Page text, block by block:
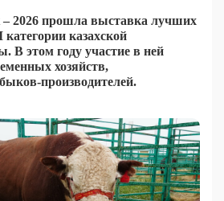
2026 прошла выставка лучших
казахской
В этом году участие в ней
хозяйств,
производителей.